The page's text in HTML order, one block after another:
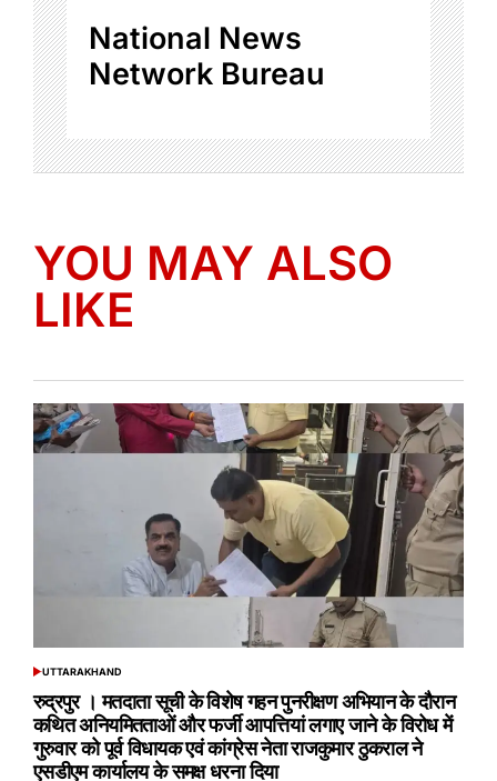
National News
Network Bureau
YOU MAY ALSO
LIKE
POSTED
UTTARAKHAND
रुद्रपुर । मतदाता सूची के विशेष गहन पुनरीक्षण अभियान के दौरान
कथित अनियमितताओं और फर्जी आपत्तियां लगाए जाने के विरोध में
गुरुवार को पूर्व विधायक एवं कांग्रेस नेता राजकुमार ठुकराल ने
एसडीएम कार्यालय के समक्ष धरना दिया